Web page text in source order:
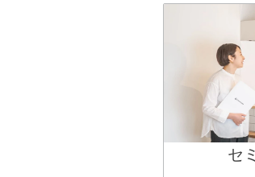
セ